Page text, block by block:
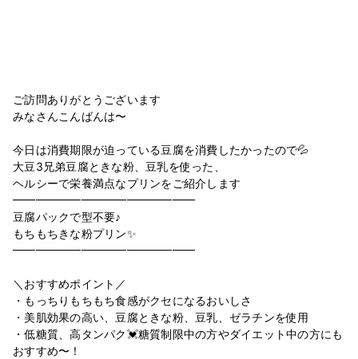
ご訪問ありがとうございます
みなさんこんばんは〜
今日は消費期限が迫っている豆腐を消費したかったので💦
大豆3兄弟豆腐ときな粉、豆乳を使った、
ヘルシーで栄養満点なプリンをご紹介します
━︎━︎━︎━︎━︎━︎━︎━︎━︎━︎━︎━︎━︎━︎━︎━︎
豆腐パックで型不要♪
もちもちきな粉プリン✨
━︎━︎━︎━︎━︎━︎━︎━︎━︎━︎━︎━︎━︎━︎━︎━︎
＼おすすめポイント／
・もっちりもちもち食感がクセになるおいしさ
・美肌効果の高い、豆腐ときな粉、豆乳、ゼラチンを使用
・低糖質、高タンパク💓糖質制限中の方やダイエット中の方にも
おすすめ〜！